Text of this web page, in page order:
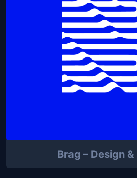
Brag – Design